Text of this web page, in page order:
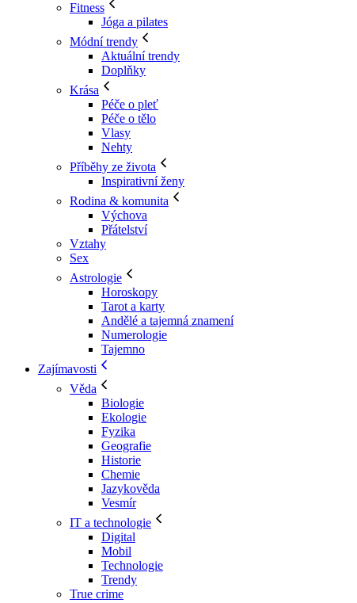
Fitness
Jóga a pilates
Módní trendy
Aktuální trendy
Doplňky
Krása
Péče o pleť
Péče o tělo
Vlasy
Nehty
Příběhy ze života
Inspirativní ženy
Rodina & komunita
Výchova
Přátelství
Vztahy
Sex
Astrologie
Horoskopy
Tarot a karty
Andělé a tajemná znamení
Numerologie
Tajemno
Zajímavosti
Věda
Biologie
Ekologie
Fyzika
Geografie
Historie
Chemie
Jazykověda
Vesmír
IT a technologie
Digital
Mobil
Technologie
Trendy
True crime